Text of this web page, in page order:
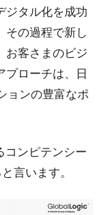
ジタル化を成功
その過程で新し
お客さまのビジ
プローチは、日
ョンの豊富なポ
コンピテンシー
言います。